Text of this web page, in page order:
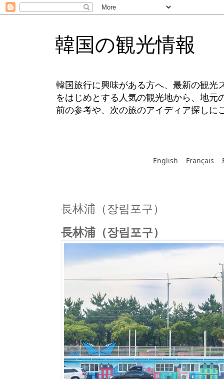
韓国の観光情報
韓国旅行に興味がある方へ、最新の観光
をはじめとする人気の観光地から、地
前の参考や、次の旅のアイディア探しに
English Français
長林浦（장림포구）
長林浦（장림포구）